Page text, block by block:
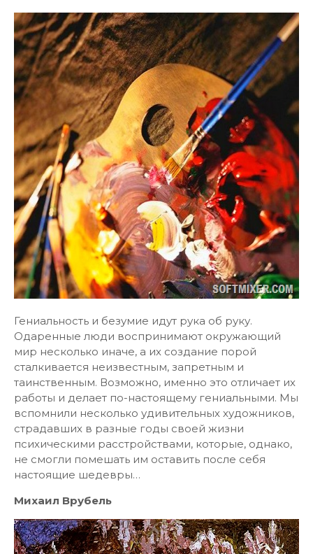
Гениальность и безумие идут рука об руку.
Одаренные люди воспринимают окружающий
мир несколько иначе, а их создание порой
сталкивается неизвестным, запретным и
таинственным. Возможно, именно это отличает их
работы и делает по-настоящему гениальными. Мы
вспомнили несколько удивительных художников,
страдавших в разные годы своей жизни
психическими расстройствами, которые, однако,
не смогли помешать им оставить после себя
настоящие шедевры…
Михаил Врубель